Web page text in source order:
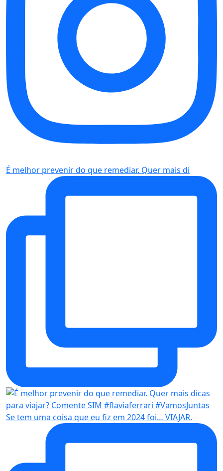
É melhor prevenir do que remediar. Quer mais di
Se tem uma coisa que eu fiz em 2024 foi… VIAJAR.